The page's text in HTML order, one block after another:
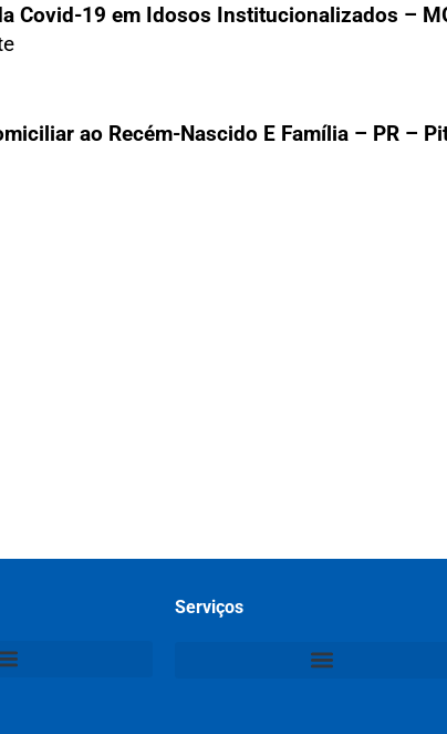
Covid-19 em Idosos Institucionalizados –
ao Recém-Nascido E Família – PR –
Serviços